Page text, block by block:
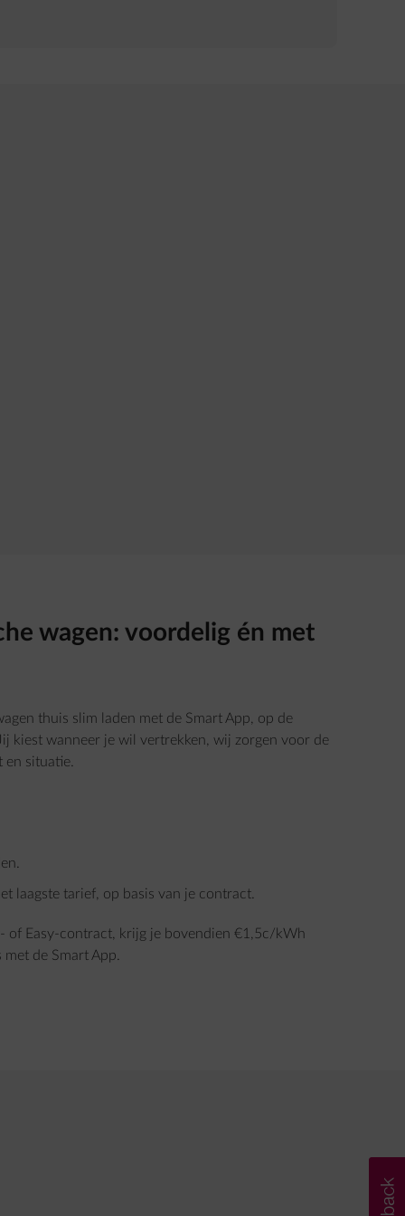
wagen: voordelig én met
thuis slim laden met de Smart App, op de
kiest wanneer je wil vertrekken, wij zorgen voor de
situatie.
laagste tarief, op basis van je contract.
of Easy-contract, krijg je bovendien €1,5c/kWh
de Smart App.